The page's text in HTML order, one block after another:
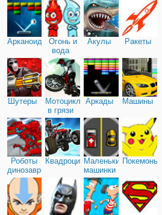
Арканоид
Огонь и
вода
Акулы Ракеты
Шутеры
Мотоциклы
в грязи
Аркады Машины
Роботы
динозавры
КвадроциклыМаленькие
машинки
Покемоны